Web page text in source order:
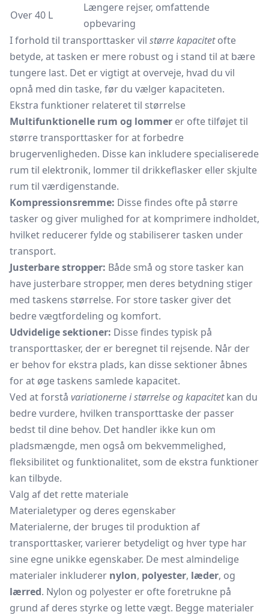
Over 40 L
Længere rejser, omfattende
opbevaring
I forhold til transporttasker vil større kapacitetofte
betyde, at tasken er mere robust og i stand til at bære
tungere last. Det er vigtigt at overveje, hvad du vil
opnå med din taske, før du vælger kapaciteten.
Ekstra funktioner relateret til størrelse
Multifunktionelle rum og lommer er ofte tilføjet til
større transporttasker for at forbedre
brugervenligheden. Disse kan inkludere specialiserede
rum til elektronik, lommer til drikkeflasker eller skjulte
rum til værdigenstande.
Kompressionsremme: Disse findes ofte på større
tasker og giver mulighed for at komprimere indholdet,
hvilket reducerer fylde og stabiliserer tasken under
transport.
Justerbare stropper: Både små og store tasker kan
have justerbare stropper, men deres betydning stiger
med taskens størrelse. For store tasker giver det
bedre vægtfordeling og komfort.
Udvidelige sektioner: Disse findes typisk på
transporttasker, der er beregnet til rejsende. Når der
er behov for ekstra plads, kan disse sektioner åbnes
for at øge taskens samlede kapacitet.
Ved at forstå variationerne i størrelse og kapacitetkan du
bedre vurdere, hvilken transporttaske der passer
bedst til dine behov. Det handler ikke kun om
pladsmængde, men også om bekvemmelighed,
fleksibilitet og funktionalitet, som de ekstra funktioner
kan tilbyde.
Valg af det rette materiale
Materialetyper og deres egenskaber
Materialerne, der bruges til produktion af
transporttasker, varierer betydeligt og hver type har
sine egne unikke egenskaber. De mest almindelige
materialer inkluderer nylon, polyester, læder, og
lærred. Nylon og polyester er ofte foretrukne på
grund af deres styrke og lette vægt. Begge materialer